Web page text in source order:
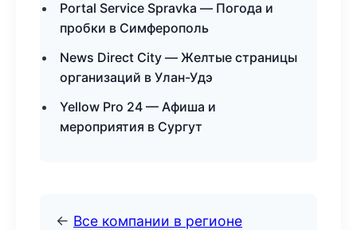
Portal Service Spravka — Погода и
пробки в Симферополь
News Direct City — Желтые страницы
организаций в Улан-Удэ
Yellow Pro 24 — Афиша и
мероприятия в Сургут
← Все компании в регионе